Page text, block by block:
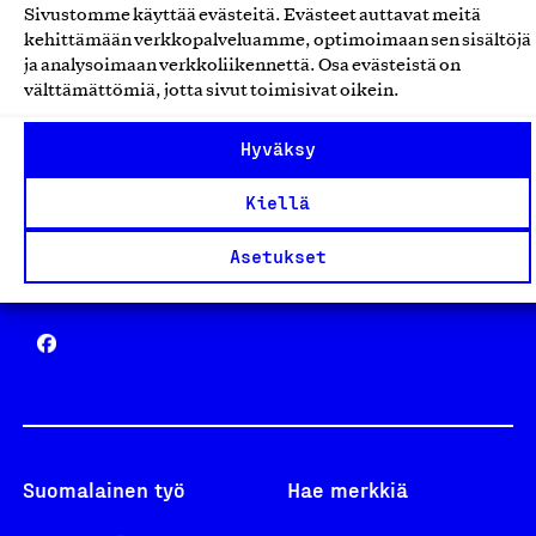
Sivustomme käyttää evästeitä. Evästeet auttavat meitä
kehittämään verkkopalveluamme, optimoimaan sen sisältöjä
ja analysoimaan verkkoliikennettä. Osa evästeistä on
välttämättömiä, jotta sivut toimisivat oikein.
Hyväksy
Kiellä
Asetukset
Avainlippu
Yhteiskunnallinen Yritys -merkki
Suomalainen työ Hae merkkiä